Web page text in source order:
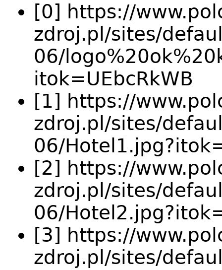
[0] https://
zdroj.pl/sites/
06/
itok=UEbcRkWB
[1] https://
zdroj.pl/sites/
06/
[2] https://
zdroj.pl/sites/
06/
[3] https://
zdroj.pl/sites/